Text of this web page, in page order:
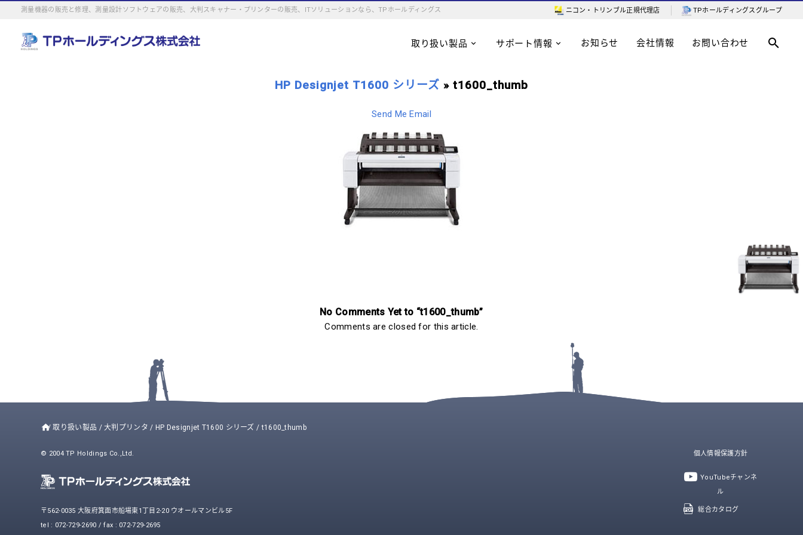
測量機器の販売と修理、測量設計ソフトウェアの販売、大判スキャナー・プリンターの販売、ITソリューションなら、TPホールディングス ニコン・トリンブル正規代理店 TPホールディングスグループ
取り扱い製品 サポート情報 お知らせ 会社情報 お問い合わせ
HP Designjet T1600 シリーズ » t1600_thumb
Send Me Email
No Comments Yet to “t1600_thumb”
Comments are closed for this article.
/取り扱い製品 /大判プリンタ / HP Designjet T1600 シリーズ /t1600_thumb
© 2004 TP Holdings Co.,Ltd.
〒562-0035 大阪府箕面市船場東1丁目2-20 ウオールマンビル5F
tel : 072-729-2690 / fax : 072-729-2695
個人情報保護方針
YouTubeチャンネ
ル
総合カタログ